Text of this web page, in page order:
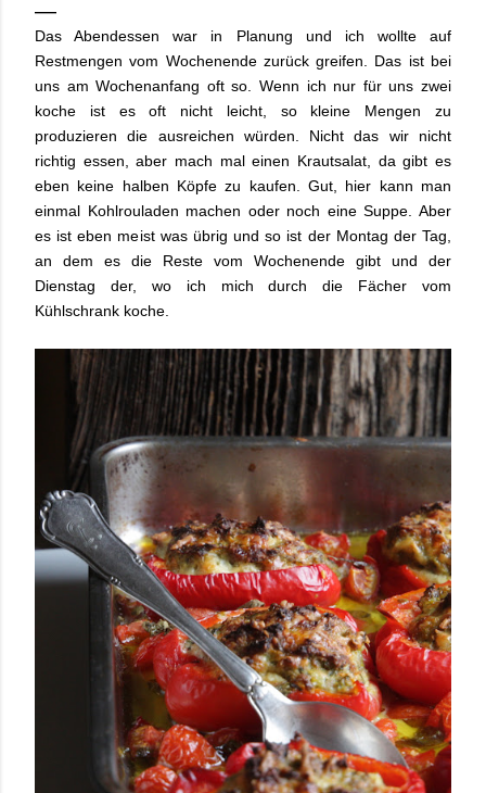
Das Abendessen war in Planung und ich wollte auf
Restmengen vom Wochenende zurück greifen. Das ist bei
uns am Wochenanfang oft so. Wenn ich nur für uns zwei
koche ist es oft nicht leicht, so kleine Mengen zu
produzieren die ausreichen würden. Nicht das wir nicht
richtig essen, aber mach mal einen Krautsalat, da gibt es
eben keine halben Köpfe zu kaufen. Gut, hier kann man
einmal Kohlrouladen machen oder noch eine Suppe. Aber
es ist eben meist was übrig und so ist der Montag der Tag,
an dem es die Reste vom Wochenende gibt und der
Dienstag der, wo ich mich durch die Fächer vom
Kühlschrank koche.